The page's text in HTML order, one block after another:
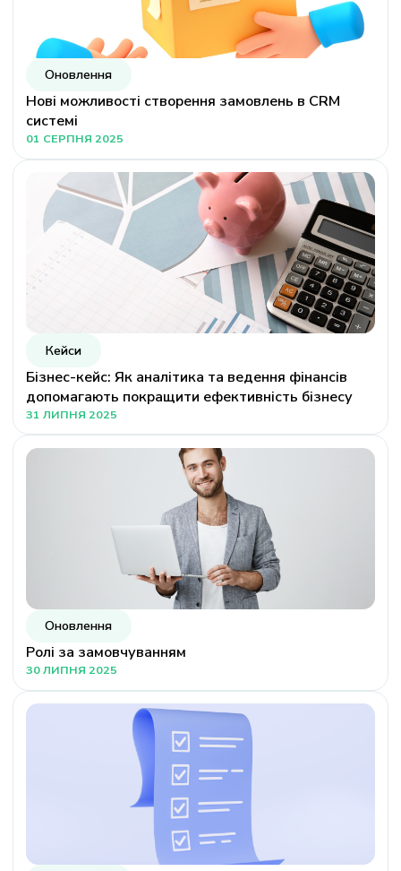
Оновлення
Нові можливості створення замовлень в CRM
системі
01 СЕРПНЯ 2025
Кейси
Бізнес-кейс: Як аналітика та ведення фінансів
допомагають покращити ефективність бізнесу
31 ЛИПНЯ 2025
Оновлення
Ролі за замовчуванням
30 ЛИПНЯ 2025